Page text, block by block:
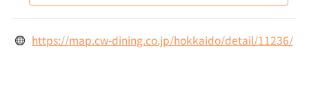
https://map.cw-dining.co.jp/hokkaido/detail/11236/